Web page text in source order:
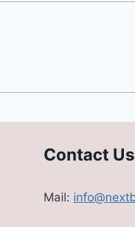
Contact Us
Mail: